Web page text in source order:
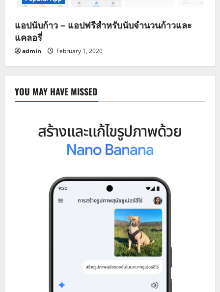
แอปนับก้าว – แอปฟรีสำหรับนับจำนวนก้าวและ
แคลอรี่
admin February 1, 2020
YOU MAY HAVE MISSED